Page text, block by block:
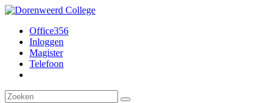
Office356
Inloggen
Magister
Telefoon